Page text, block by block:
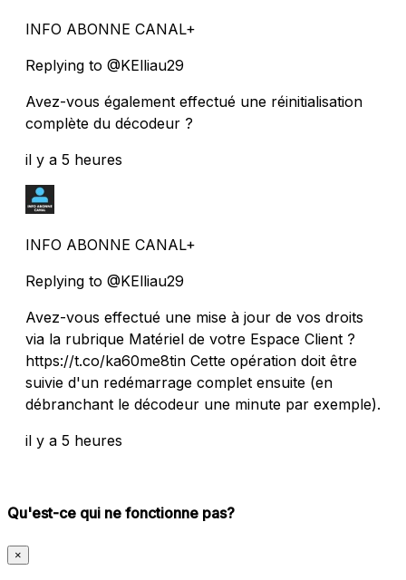
INFO ABONNE CANAL+
Replying to @KElliau29
Avez-vous également effectué une réinitialisation
complète du décodeur ?
il y a 5 heures
INFO ABONNE CANAL+
Replying to @KElliau29
Avez-vous effectué une mise à jour de vos droits
via la rubrique Matériel de votre Espace Client ?
https://t.co/ka60me8tin Cette opération doit être
suivie d'un redémarrage complet ensuite (en
débranchant le décodeur une minute par exemple).
il y a 5 heures
Qu'est-ce qui ne fonctionne pas?
×